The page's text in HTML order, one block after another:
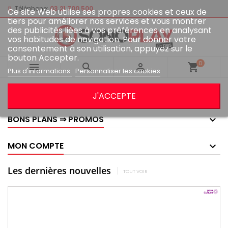
Téléphone: 03 21 700 500
Ce site Web utilise ses propres cookies et ceux de
tiers pour améliorer nos services et vous montrer
des publicités liées à vos préférences en analysant
vos habitudes de navigation. Pour donner votre
consentement à son utilisation, appuyez sur le
bouton Accepter.
Plus d'informations Personnaliser les cookies
J'ACCEPTE
   shopping_cart0
BONS PLANS ⇒ PROMOS
MON COMPTE
Les dernières nouvelles TOUT VOIR